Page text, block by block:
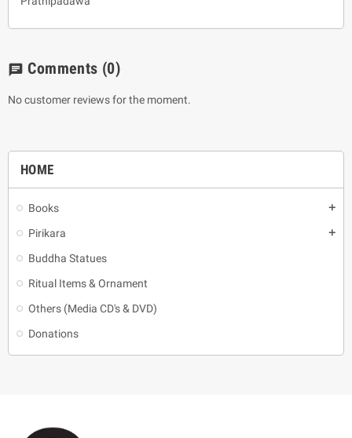
HOME
Books add
Pirikara add
Buddha Statues
Ritual Items & Ornament
Others (Media CD's & DVD)
Donations
chat Comments (0)
No customer reviews for the moment.